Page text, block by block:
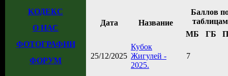
КОДЕКС
О НАС
ФОТОГРАФИИ
ФОРУМ
Дата Название
Баллов
таблицам
МБ
ГБ
25/12/2025
Кубок
Жигулей -
2025.
7